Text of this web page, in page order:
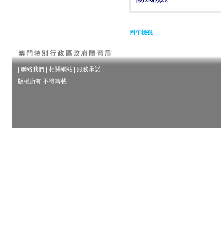
回年檢視
聯絡我們 相關網站 服務承諾
版權所有 不得轉載